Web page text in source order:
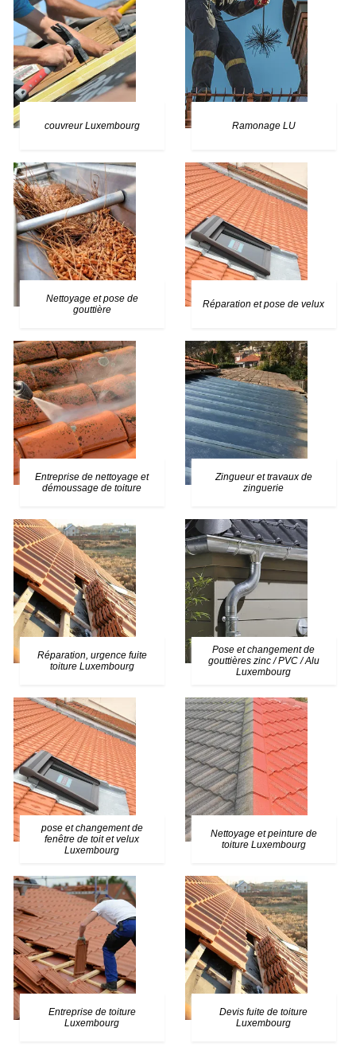
couvreur Luxembourg Ramonage LU
Nettoyage et pose de
gouttière
Réparation et pose de velux
Entreprise de nettoyage et
démoussage de toiture
Zingueur et travaux de
zinguerie
Réparation, urgence fuite
toiture Luxembourg
Pose et changement de
gouttières zinc / PVC / Alu
Luxembourg
pose et changement de
fenêtre de toit et velux
Luxembourg
Nettoyage et peinture de
toiture Luxembourg
Entreprise de toiture
Luxembourg
Devis fuite de toiture
Luxembourg